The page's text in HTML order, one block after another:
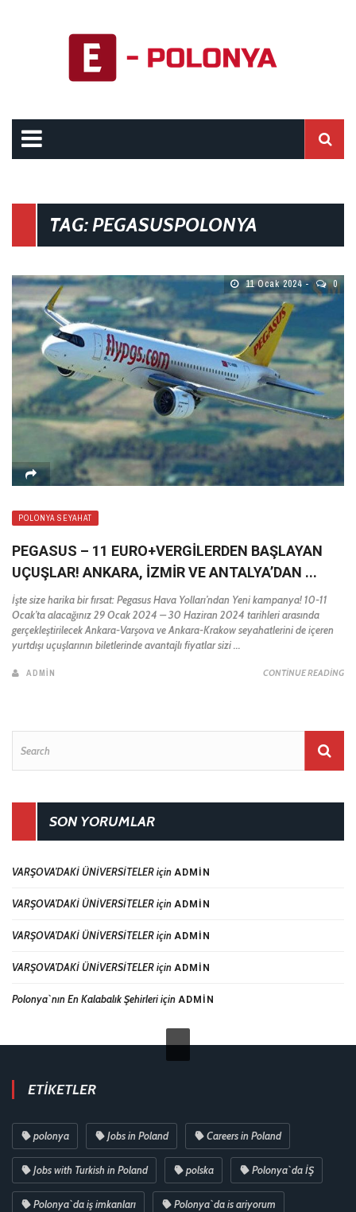
TAG: PEGASUSPOLONYA
11 Ocak 2024 0
POLONYA SEYAHAT
PEGASUS – 11 EURO+VERGILERDEN BAŞLAYAN
UÇUŞLAR! ANKARA, İZMIR VE ANTALYA’DAN ...
İşte size harika bir fırsat: Pegasus Hava Yolları’ndan Yeni kampanya! 10-11
Ocak’ta alacağınız 29 Ocak 2024 – 30 Haziran 2024 tarihleri arasında
gerçekleştirilecek Ankara-Varşova ve Ankara-Krakow seyahatlerini de içeren
yurtdışı uçuşlarının biletlerinde avantajlı fiyatlar sizi ...
ADMIN CONTINUE READING
SON YORUMLAR
VARŞOVA’DAKİ ÜNİVERSİTELERiçin ADMIN
VARŞOVA’DAKİ ÜNİVERSİTELERiçin ADMIN
VARŞOVA’DAKİ ÜNİVERSİTELERiçin ADMIN
VARŞOVA’DAKİ ÜNİVERSİTELERiçin ADMIN
Polonya`nın En Kalabalık Şehirleriiçin ADMIN
ETIKETLER
polonya Jobs in Poland Careers in Poland
Jobs with Turkish in Poland polska Polonya`da İŞ
Polonya`da iş imkanları Polonya`da is ariyorum